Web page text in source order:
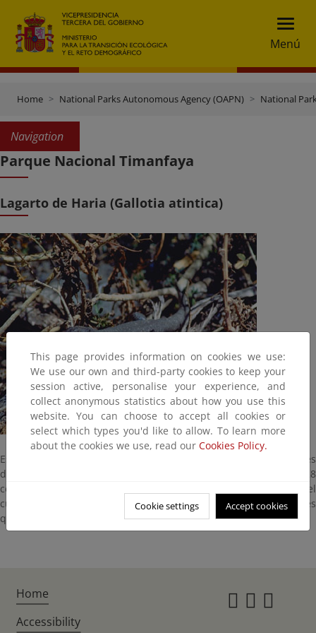
Menú
Home National Parks Autonomous Agency (OAPN) National
Navigation
Parque Nacional Timanfaya
Lagarto de Haria (Gallotia atintica)
Especie endémica de Lanzarote, una de las dos únicas especies
de reptiles que habitan en la isla. Puede medir hasta 28
centímetros de largo, siendo su cola mucho más larga que el
cuerpo. Presenta a cada lado del cuerpo unas manchas azules
que varían según sea joven o adulto.
This page provides information on cookies we use:
We use our own and third-party cookies to keep your
session active, personalise your experience, and
collect anonymous statistics about how you use this
website. You can choose to accept all cookies or
select which types you'd like to allow. To learn more
about the cookies we use, read our Cookies Policy.
Cookie settings Accept cookies
Home
Accessibility